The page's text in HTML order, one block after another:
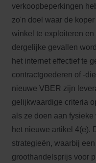
verkoopbeperkingen
zo'n doel waar de
winkel te exploiteren
dergelijke gevallen
het internet effectief te
contractgoederen of -
nieuwe VBER zijn
gelijkwaardige criteria
als ze doen aan
het nieuwe artikel 4(e).
strategieën, waarbij
groothandelsprijs voor